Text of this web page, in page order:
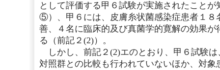
として評価する甲６試験が実施されたこと
⑤）、甲６には、皮膚糸状菌感染症患者１８
善、４名に臨床的及び真菌学的寛解の効果
る（前記２(2)）。
しかし、前記２(2)エのとおり、甲６試験
対照群との比較も行われていないほか、対